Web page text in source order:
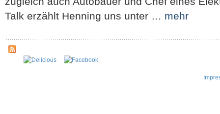
Talk erzählt Henning uns unter … mehr